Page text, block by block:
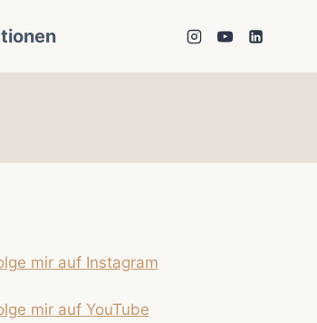
mir auf Instagram
mir auf YouTube